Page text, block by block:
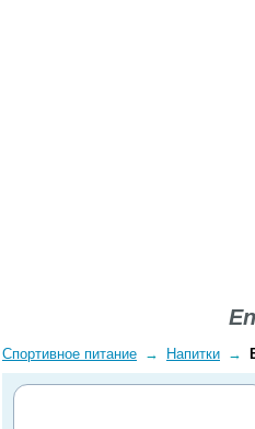
Спортивное питание → Напитки →